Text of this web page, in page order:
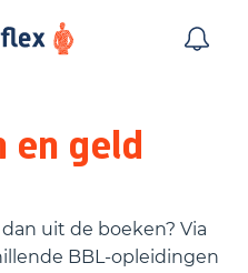
en geld
uit de boeken? Via
BBL-opleidingen